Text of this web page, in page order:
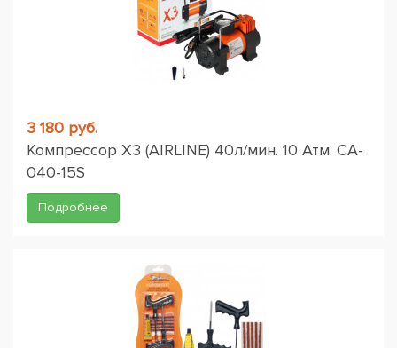
3 180 руб.
Компрессор X3 (AIRLINE) 40л/мин. 10 Атм. CA-
040-15S
Подробнее